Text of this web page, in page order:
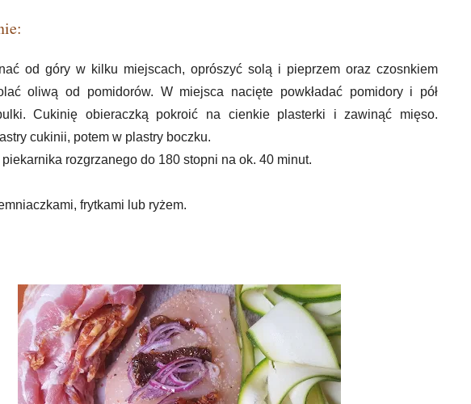
od góry w kilku miejscach, oprószyć solą i pieprzem oraz czosnkiem
oliwą od pomidorów. W miejsca nacięte powkładać pomidory i pół
Cukinię obieraczką pokroić na cienkie plasterki i zawinąć mięso.
cukinii, potem w plastry boczku.
piekarnika rozgrzanego do 180 stopni na ok. 40 minut.
frytkami lub ryżem.